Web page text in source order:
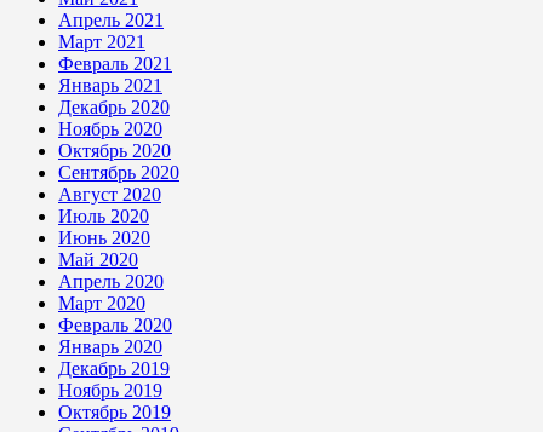
Апрель 2021
Март 2021
Февраль 2021
Январь 2021
Декабрь 2020
Ноябрь 2020
Октябрь 2020
Сентябрь 2020
Август 2020
Июль 2020
Июнь 2020
Май 2020
Апрель 2020
Март 2020
Февраль 2020
Январь 2020
Декабрь 2019
Ноябрь 2019
Октябрь 2019